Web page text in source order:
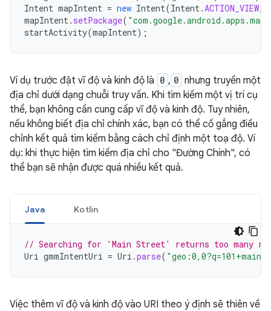
Intent mapIntent = new Intent(Intent.ACTION_VIEW,
mapIntent. setPackage(
startActivity(mapIntent);
Ví dụ trước đặt vĩ độ và kinh độ là 0 , 0 nhưng truyền một
địa chỉ dưới dạng chuỗi truy vấn. Khi tìm kiếm một vị trí cụ
thể, bạn không cần cung cấp vĩ độ và kinh độ. Tuy nhiên,
nếu không biết địa chỉ chính xác, bạn có thể cố gắng điều
chỉnh kết quả tìm kiếm bằng cách chỉ định một toạ độ. Ví
dụ: khi thực hiện tìm kiếm địa chỉ cho "Đường Chính", có
thể bạn sẽ nhận được quá nhiều kết quả.
Java Kotlin
// Searching for 'Main Street' returns too many
Uri gmmIntentUri = Uri .parse(
Việc thêm vĩ độ và kinh độ vào URI theo ý định sẽ thiên về